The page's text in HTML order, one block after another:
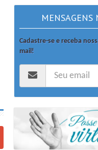
MENSAGENS
Cadastre-se e receba
mail!